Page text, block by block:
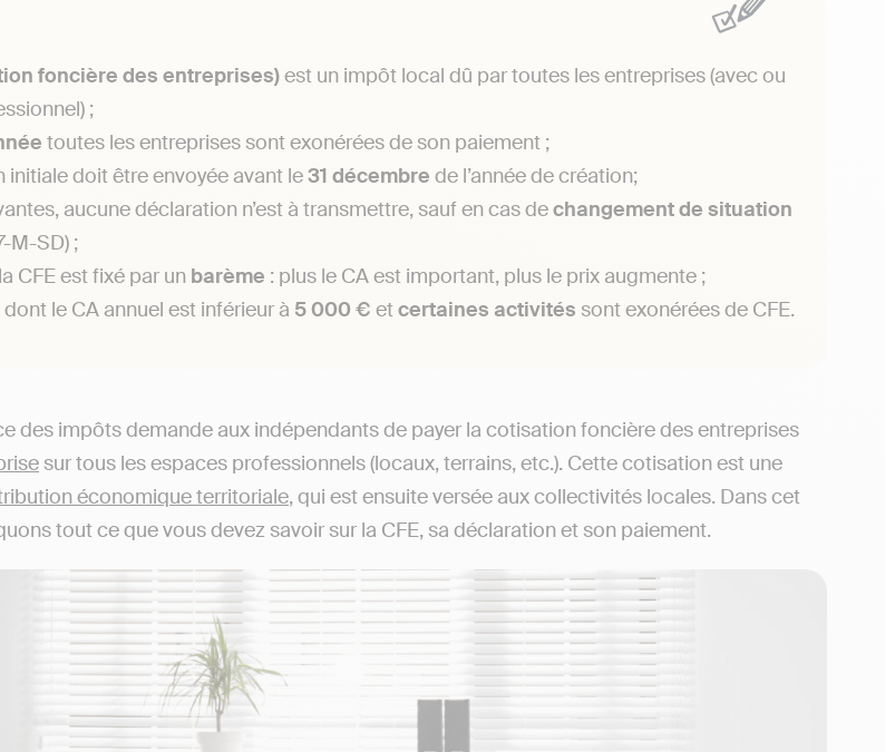
foncière des entreprises)est un impôt local dû par toutes les entreprises (avec ou
;
toutes les entreprises sont exonérées de son paiement ;
initiale doit être envoyée avant le31 décembre de l’année de création;
aucune déclaration n’est à transmettre, sauf en cas dechangement de situation
M-SD) ;
CFE est fixé par un barème : plus le CA est important, plus le prix augmente ;
le CA annuel est inférieur à 5 000 € et certaines activités sont exonérées de CFE.
des impôts demande aux indépendants de payer la cotisation foncière des entreprises
sur tous les espaces professionnels (locaux, terrains, etc.). Cette cotisation est une
économique territoriale, qui est ensuite versée aux collectivités locales. Dans cet
tout ce que vous devez savoir sur la CFE, sa déclaration et son paiement.